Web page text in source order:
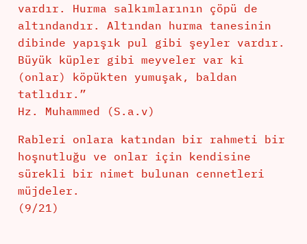
vardır. Hurma salkımlarının çöpü de
altındandır. Altından hurma tanesinin
dibinde yapışık pul gibi şeyler vardır.
Büyük küpler gibi meyveler var ki
(onlar) köpükten yumuşak, baldan
tatlıdır.”
Hz. Muhammed (S.a.v)
Rableri onlara katından bir rahmeti bir
hoşnutluğu ve onlar için kendisine
sürekli bir nimet bulunan cennetleri
müjdeler.
(9/21)